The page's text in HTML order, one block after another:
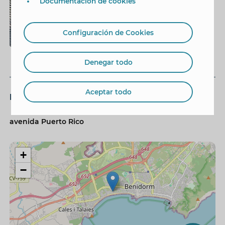
Dónde Es
avenida Puerto Rico
+
−
Configuración de Cookies
Denegar todo
Aceptar todo